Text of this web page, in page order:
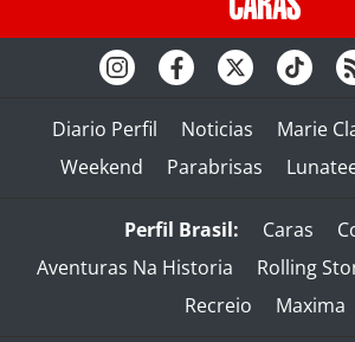
Diario Perfil Noticias Marie
Weekend
Parabrisas
Perfil Brasil: Caras
Aventuras Na Historia
Rolling
Recreio
Maxima